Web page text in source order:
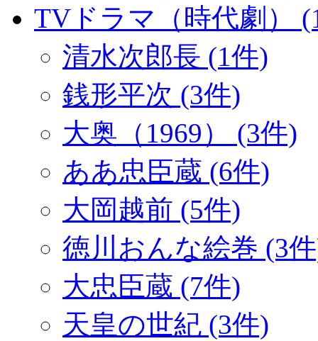
TVドラマ（時代劇）
清水次郎長 (1件)
銭形平次 (3件)
大奥（1969） (3件)
ああ忠臣蔵 (6件)
大岡越前 (5件)
徳川おんな絵巻 (3
大忠臣蔵 (7件)
天皇の世紀 (3件)